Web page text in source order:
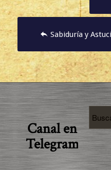
Sabiduría y
Canal en
Telegram